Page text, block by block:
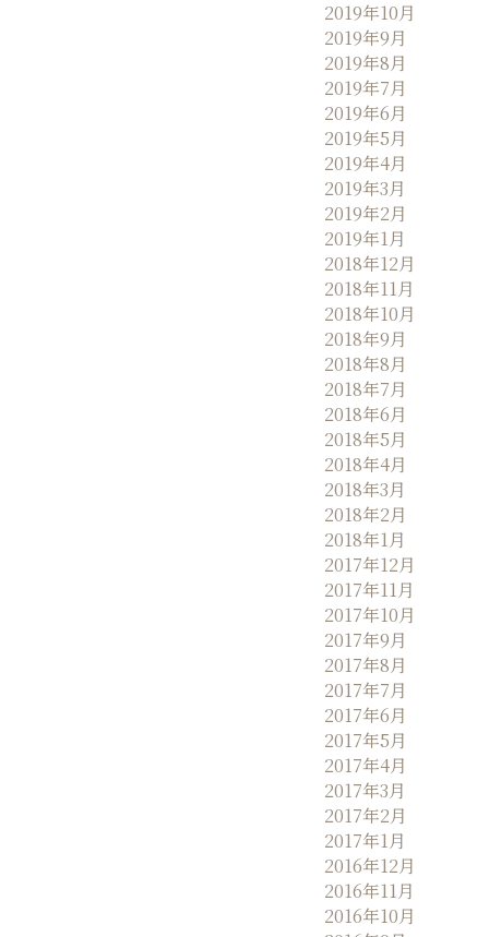
2019年10月
2019年9月
2019年8月
2019年7月
2019年6月
2019年5月
2019年4月
2019年3月
2019年2月
2019年1月
2018年12月
2018年11月
2018年10月
2018年9月
2018年8月
2018年7月
2018年6月
2018年5月
2018年4月
2018年3月
2018年2月
2018年1月
2017年12月
2017年11月
2017年10月
2017年9月
2017年8月
2017年7月
2017年6月
2017年5月
2017年4月
2017年3月
2017年2月
2017年1月
2016年12月
2016年11月
2016年10月